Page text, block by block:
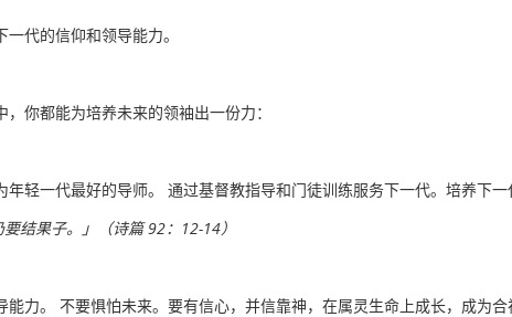
代的信仰和领导能力。
你都能为培养未来的领袖出一份力：
轻一代最好的导师。 通过基督教指导和门徒训练服务下一代。培养下一
结果子。」（诗篇 92：12-14）
力。 不要惧怕未来。要有信心，并信靠神，在属灵生命上成长，成为合